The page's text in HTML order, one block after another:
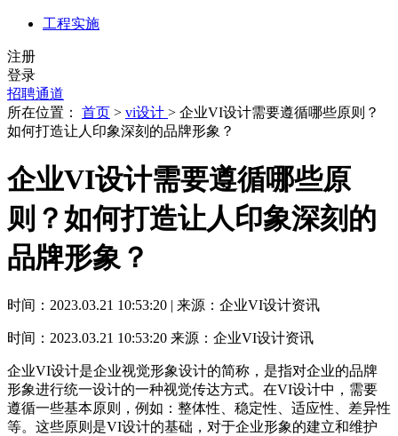
工程实施
注册
登录
招聘通道
所在位置： 首页 > vi设计 > 企业VI设计需要遵循哪些原则？
如何打造让人印象深刻的品牌形象？
企业VI设计需要遵循哪些原
则？如何打造让人印象深刻的
品牌形象？
时间：2023.03.21 10:53:20 | 来源：企业VI设计资讯
时间：2023.03.21 10:53:20 来源：企业VI设计资讯
企业VI设计是企业视觉形象设计的简称，是指对企业的品牌
形象进行统一设计的一种视觉传达方式。在VI设计中，需要
遵循一些基本原则，例如：整体性、稳定性、适应性、差异性
等。这些原则是VI设计的基础，对于企业形象的建立和维护